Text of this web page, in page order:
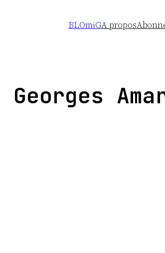
BLOmiGA propos
Georges